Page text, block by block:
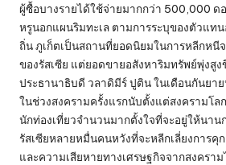
ผู้ซื้อบางรายได้ใช้จ่ายมากกว่า 500,000 ด
หรูนอกแผนริมทะเล ตามการระบุของตัวแท
ถิ่น ภูเก็ตเป็นสถานที่ยอดนิยมในการหลีกหนี
ของรัสเซีย แต่ยอดขายอสังหาริมทรัพย์พุ่งสู
ประธานาธิบดี วลาดิมีร์ ปูติน ในเดือนกันยา
ในช่วงสงครามครั้งแรกนับตั้งแต่สงครามโล
นักท่องเที่ยวจำนวนมากตั้งใจที่จะอยู่ให้นา
รัสเซียหลายหมื่นคนหวังที่จะหลีกเลี่ยงการ
และความเสียหายทางเศรษฐกิจจากสงครา